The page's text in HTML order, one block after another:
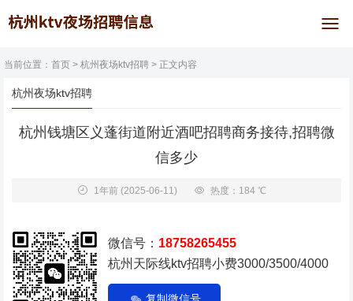
当前位置： 首页 > 杭州夜场ktv招聘 > 正文内容
杭州夜场ktv招聘
杭州钱塘区义蓬街道附近酒吧招聘商务接待,招聘微
信多少
1年前(2025-06-11) 热度：184 ℃
微信号： 18758265455
杭州天际线ktv招聘小费3000/3500/4000